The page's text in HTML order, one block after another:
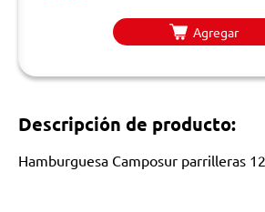
Agregar
Descripción de producto:
Hamburguesa Camposur parrilleras